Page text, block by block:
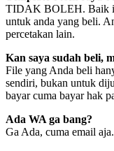
TIDAK BOLEH. Baik
untuk anda yang beli.
percetakan lain.
Kan saya sudah beli,
File yang Anda beli
sendiri, bukan untuk
bayar cuma bayar hak
Ada WA ga bang?
Ga Ada, cuma email aja.